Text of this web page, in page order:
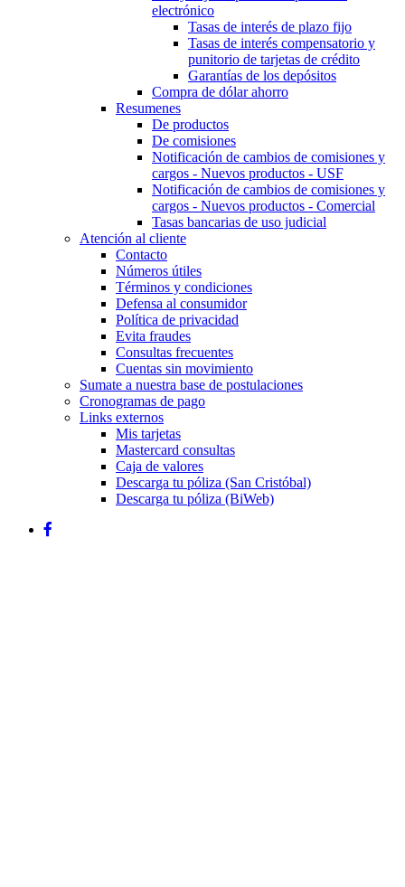
electrónico
Tasas de interés de plazo fijo
Tasas de interés compensatorio y
punitorio de tarjetas de crédito
Garantías de los depósitos
Compra de dólar ahorro
Resumenes
De productos
De comisiones
Notificación de cambios de comisiones y
cargos - Nuevos productos - USF
Notificación de cambios de comisiones y
cargos - Nuevos productos - Comercial
Tasas bancarias de uso judicial
Atención al cliente
Contacto
Números útiles
Términos y condiciones
Defensa al consumidor
Política de privacidad
Evita fraudes
Consultas frecuentes
Cuentas sin movimiento
Sumate a nuestra base de postulaciones
Cronogramas de pago
Links externos
Mis tarjetas
Mastercard consultas
Caja de valores
Descarga tu póliza (San Cristóbal)
Descarga tu póliza (BiWeb)